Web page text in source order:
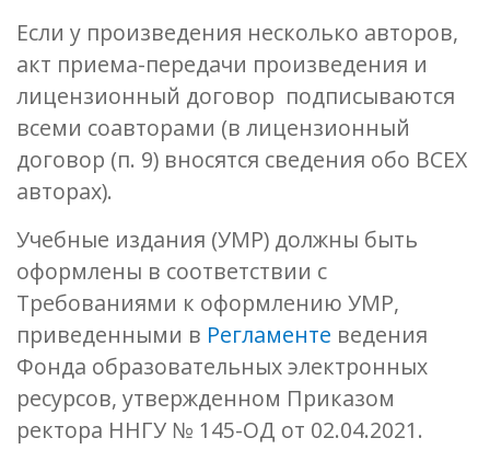
Если у произведения несколько авторов,
акт приема-передачи произведения и
лицензионный договор подписываются
всеми соавторами (в лицензионный
договор (п. 9) вносятся сведения обо ВСЕХ
авторах).
Учебные издания (УМР) должны быть
оформлены в соответствии с
Требованиями к оформлению УМР,
приведенными в Регламенте ведения
Фонда образовательных электронных
ресурсов, утвержденном Приказом
ректора ННГУ № 145-ОД от 02.04.2021.